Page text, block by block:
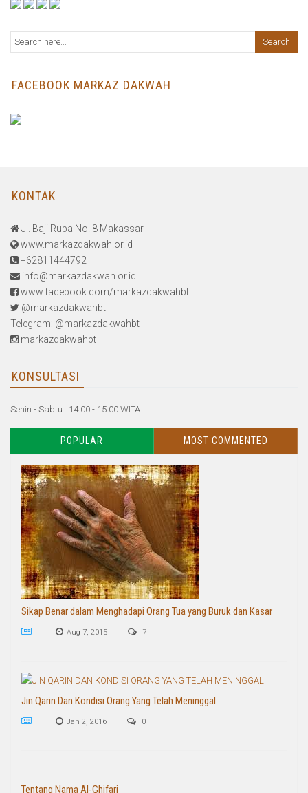
FACEBOOK MARKAZ DAKWAH
KONTAK
Jl. Baji Rupa No. 8 Makassar
www.markazdakwah.or.id
+62811444792
info@markazdakwah.or.id
www.facebook.com/markazdakwahbt
@markazdakwahbt
Telegram: @markazdakwahbt
markazdakwahbt
KONSULTASI
Senin - Sabtu : 14.00 - 15.00 WITA
POPULAR MOST COMMENTED
Sikap Benar dalam Menghadapi Orang Tua yang Buruk dan Kasar
Aug 7, 2015 7
Jin Qarin Dan Kondisi Orang Yang Telah Meninggal
Jan 2, 2016 0
Tentang Nama Al-Ghifari